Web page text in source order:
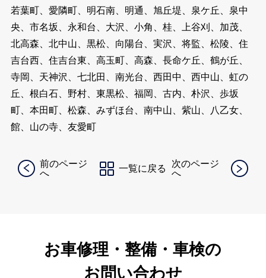
若葉町、愛隣町、明石南、明通、旭丘堤、泉ケ丘、泉中
央、市名坂、永和台、大沢、小角、桂、上谷刈、加茂、
北高森、北中山、黒松、向陽台、実沢、将監、松陵、住
吉台西、住吉台東、高玉町、高森、長命ケ丘、鶴が丘、
寺岡、天神沢、七北田、南光台、西田中、西中山、虹の
丘、根白石、野村、東黒松、福岡、古内、朴沢、歩坂
町、本田町、松森、みずほ台、南中山、紫山、八乙女、
館、山の寺、友愛町
前のページ
へ
一覧に戻る
次のページ
へ
お車修理・整備・車検の
お問い合わせ